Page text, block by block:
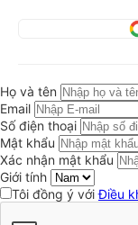
Họ và tên
Email
Số điện thoại
Mật khẩu
Xác nhận mật khẩu
Giới tính
Tôi đồng ý vớiĐiều